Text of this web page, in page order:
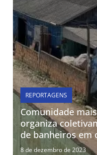
REPORTAGENS
Comunidade
organiza
de banheiros em
8 de dezembro de 2023